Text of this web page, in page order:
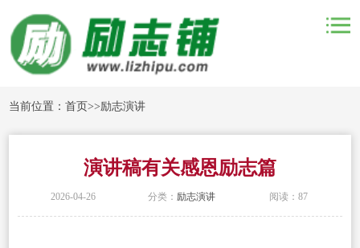
当前位置：首页>>励志演讲
演讲稿有关感恩励志篇
2026-04-26 分类： 励志演讲 阅读：87